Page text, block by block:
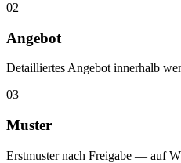
02
Angebot
Detailliertes Angebot innerhalb
03
Muster
Erstmuster nach Freigabe — auf